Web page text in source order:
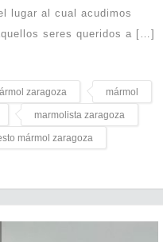
lugar al cual acudimos
seres queridos a […]
zaragoza mármol
marmolista zaragoza
mármol zaragoza